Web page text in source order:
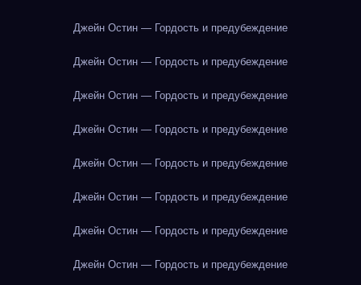
Джейн Остин — Гордость и предубеждение
Джейн Остин — Гордость и предубеждение
Джейн Остин — Гордость и предубеждение
Джейн Остин — Гордость и предубеждение
Джейн Остин — Гордость и предубеждение
Джейн Остин — Гордость и предубеждение
Джейн Остин — Гордость и предубеждение
Джейн Остин — Гордость и предубеждение